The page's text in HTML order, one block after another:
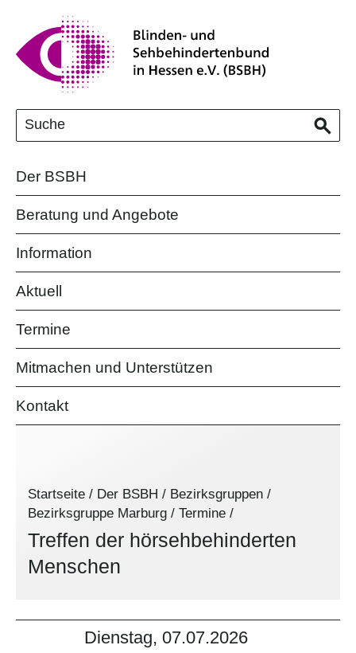
Der BSBH
Beratung und Angebote
Information
Aktuell
Termine
Mitmachen und Unterstützen
Kontakt
Startseite / Der BSBH / Bezirksgruppen /
Bezirksgruppe Marburg / Termine /
Treffen der hörsehbehinderten
Menschen
Dienstag, 07.07.2026